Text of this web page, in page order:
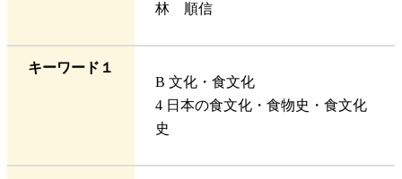
林 順信
キーワード１
B 文化・食文化
4 日本の食文化・食物史・食文化
史